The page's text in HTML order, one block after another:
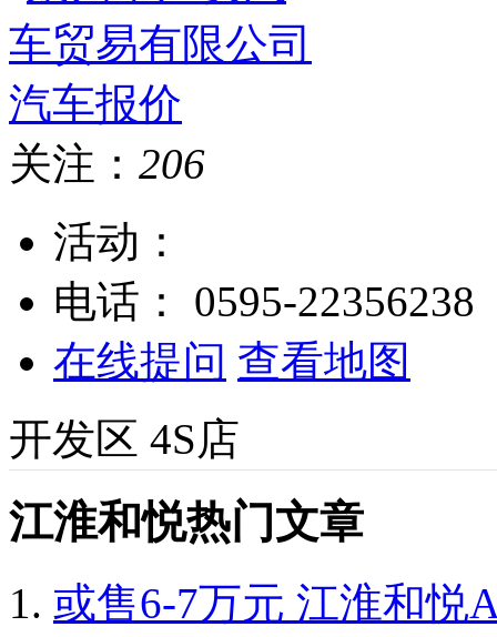
关注： 206
活动：
电话：
0595-22356238
在线提问 查看地图
开发区 4S店
江淮和悦热门文章
或售6-7万元 江淮和悦